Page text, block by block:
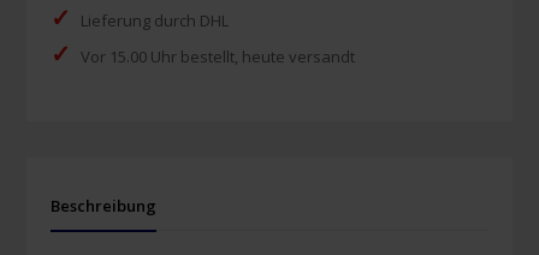
✓ Lieferung durch DHL
✓ Vor 15.00 Uhr bestellt, heute versandt
Beschreibung